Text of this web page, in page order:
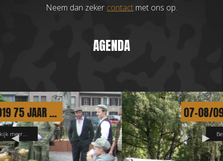
Neem dan zeker contact met ons op.
AGENDA
07-08/09/2019 75 JAAR BEVRIJDING VAN ANTWERPEN
Bekijk meer...